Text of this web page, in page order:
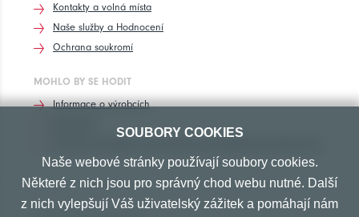
Kontakty a volná místa
Naše služby a Hodnocení
Ochrana soukromí
MOHLO BY SE HODIT
Informace o výrobcích
SOUBORY COOKIES
Naše webové stránky používají soubory cookies.
Některé z nich jsou pro správný chod webu nutné. Další
z nich vylepšují Váš uživatelský zážitek a pomáhají nám